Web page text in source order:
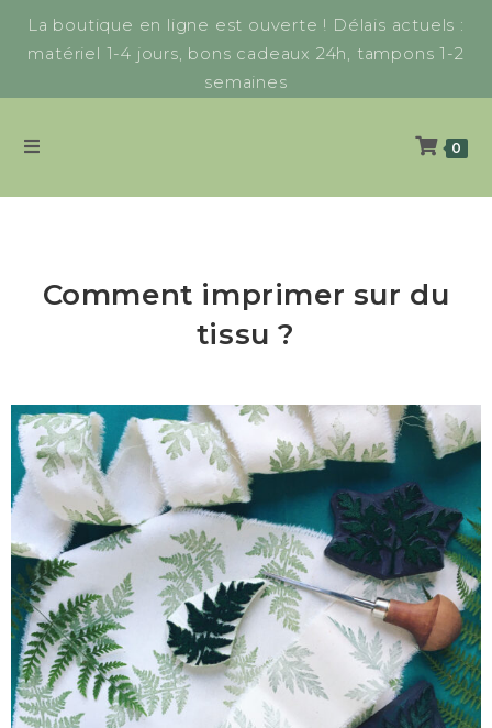
La boutique en ligne est ouverte ! Délais actuels :
matériel 1-4 jours, bons cadeaux 24h, tampons 1-2
semaines
0
Comment imprimer sur du
tissu ?